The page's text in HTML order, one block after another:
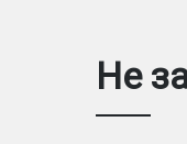
Не